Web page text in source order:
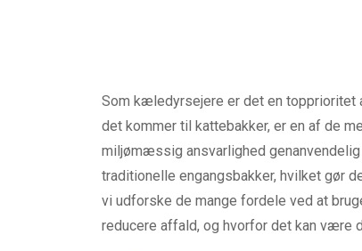
Som kæledyrsejere er det en topprioritet
det kommer til kattebakker, er en af de
miljømæssig ansvarlighed genanvendelig
traditionelle engangsbakker, hvilket gør
vi udforske de mange fordele ved at
reducere affald, og hvorfor det kan være